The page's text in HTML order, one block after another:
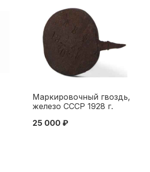
Маркировочный гвоздь,
железо СССР 1928 г.
25 000 ₽